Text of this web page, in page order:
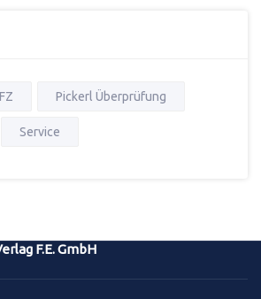
Pickerl Überprüfung
Service
F.E. GmbH